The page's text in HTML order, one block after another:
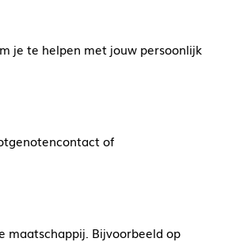
je te helpen met jouw persoonlijk
of
maatschappij. Bijvoorbeeld op